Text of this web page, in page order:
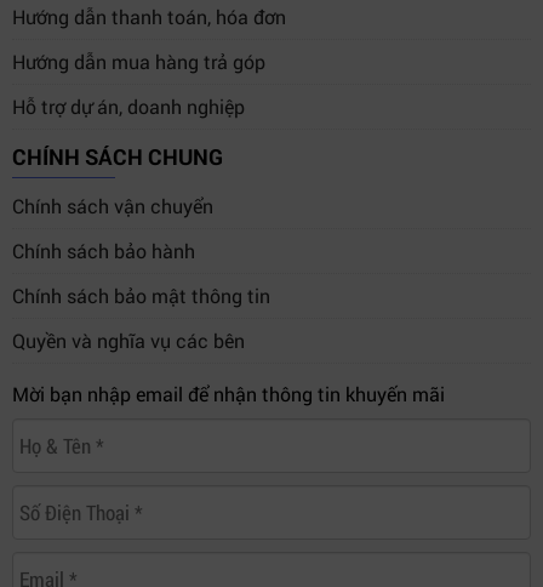
Hướng dẫn thanh toán, hóa đơn
Hướng dẫn mua hàng trả góp
Hỗ trợ dự án, doanh nghiệp
CHÍNH SÁCH CHUNG
Chính sách vận chuyển
Chính sách bảo hành
Chính sách bảo mật thông tin
Quyền và nghĩa vụ các bên
Mời bạn nhập email để nhận thông tin khuyến mãi